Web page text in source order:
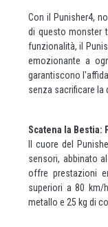
Con il Punisher4,
di questo monster
funzionalità, il
emozionante a
garantiscono
senza sacrificare la
Scatena la Bestia:
Il cuore del
sensori, abbinato
offre prestazioni
superiori a 80 km/
metallo e 25 kg di